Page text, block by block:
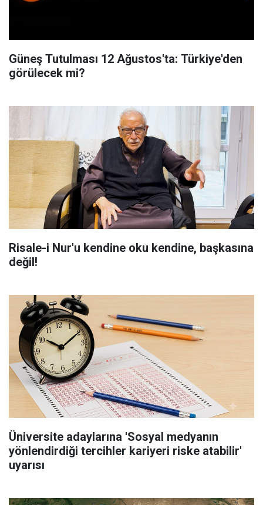
Güneş Tutulması 12 Ağustos'ta: Türkiye'den
görülecek mi?
Risale-i Nur'u kendine oku kendine, başkasına
değil!
Üniversite adaylarına 'Sosyal medyanın
yönlendirdiği tercihler kariyeri riske atabilir'
uyarısı